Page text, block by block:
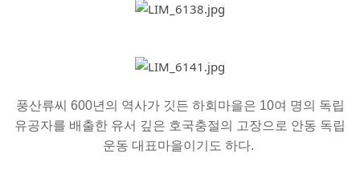
풍산류씨 600년의 역사가 깃든 하회마을은 10여 명의 독립
유공자를 배출한 유서 깊은 호국충절의 고장으로 안동 독립
운동 대표마을이기도 하다.